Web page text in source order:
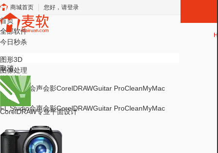
商城首页 您好，请登录
首页
全部软件
今日秒杀
取消
热门搜索
FL Studio会声会影CorelDRAWGuitar ProCleanMyMac
热门搜索
FL Studio会声会影CorelDRAWGuitar ProCleanMyMac
图形3D
图像处理
CorelDRAW专业平面设计